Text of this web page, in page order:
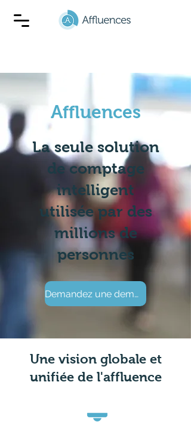
Affluences
La seule solution
de comptage
intelligent
utilisée par des
millions de
personnes
Demandez une demo !
Une vision globale et
unifiée de l'affluence